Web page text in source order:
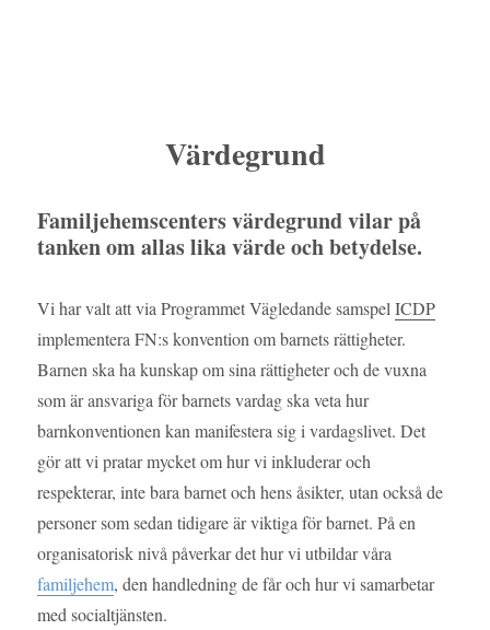
Värdegrund
Familjehemscenters värdegrund vilar på
tanken om allas lika värde och betydelse.
Vi har valt att via Programmet Vägledande samspelICDP
implementera FN:s konvention om barnets rättigheter.
Barnen ska ha kunskap om sina rättigheter och de vuxna
som är ansvariga för barnets vardag ska veta hur
barnkonventionen kan manifestera sig i vardagslivet. Det
gör att vi pratar mycket om hur vi inkluderar och
respekterar, inte bara barnet och hens åsikter, utan också de
personer som sedan tidigare är viktiga för barnet. På en
organisatorisk nivå påverkar det hur vi utbildar våra
familjehem, den handledning de får och hur vi samarbetar
med socialtjänsten.